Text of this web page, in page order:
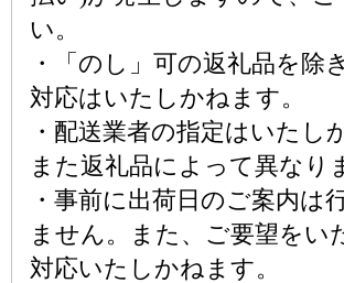
い。
・「のし」可の返礼品を除
対応はいたしかねます。
・配送業者の指定はいたし
また返礼品によって異なり
・事前に出荷日のご案内は
ません。また、ご要望をい
対応いたしかねます。